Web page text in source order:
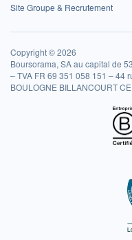
Site Groupe & Recrutement
Copyright © 2026
Boursorama, SA au capital de
– TVA FR 69 351 058 151 – 44
BOULOGNE BILLANCOURT